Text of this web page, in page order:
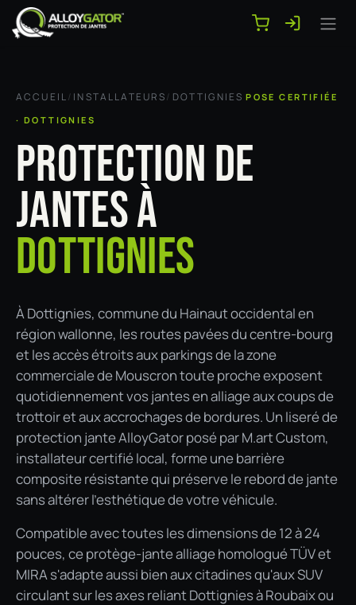
Se rendre au contenu
ACCUEIL/ INSTALLATEURS/ DOTTIGNIES POSE CERTIFIÉE
· DOTTIGNIES
PROTECTION DE
JANTES À
DOTTIGNIES
À Dottignies, commune du Hainaut occidental en
région wallonne, les routes pavées du centre-bourg
et les accès étroits aux parkings de la zone
commerciale de Mouscron toute proche exposent
quotidiennement vos jantes en alliage aux coups de
trottoir et aux accrochages de bordures. Un liseré de
protection jante AlloyGator posé par M.art Custom,
installateur certifié local, forme une barrière
composite résistante qui préserve le rebord de jante
sans altérer l'esthétique de votre véhicule.
Compatible avec toutes les dimensions de 12 à 24
pouces, ce protège-jante alliage homologué TÜV et
MIRA s'adapte aussi bien aux citadines qu'aux SUV
circulant sur les axes reliant Dottignies à Roubaix ou